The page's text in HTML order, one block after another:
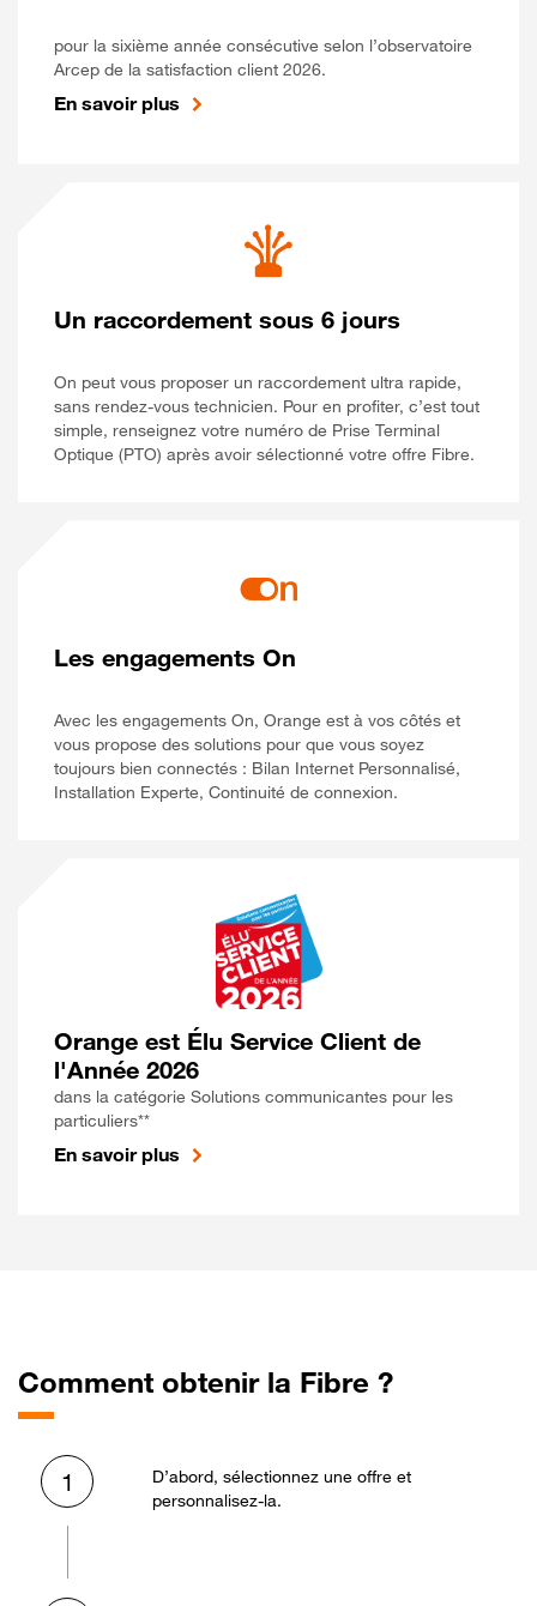
pour la sixième année consécutive selon l’observatoire
Arcep de la satisfaction client 2026.
En savoir plus
Un raccordement sous 6 jours
On peut vous proposer un raccordement ultra rapide,
sans rendez-vous technicien. Pour en profiter, c’est tout
simple, renseignez votre numéro de Prise Terminal
Optique (PTO) après avoir sélectionné votre offre Fibre.
Les engagements On
Avec les engagements On, Orange est à vos côtés et
vous propose des solutions pour que vous soyez
toujours bien connectés : Bilan Internet Personnalisé,
Installation Experte, Continuité de connexion.
Orange est Élu Service Client de
l'Année 2026
dans la catégorie Solutions communicantes pour les
particuliers**
En savoir plus
Comment obtenir la Fibre ?
1
D’abord, sélectionnez une offre et
personnalisez-la.